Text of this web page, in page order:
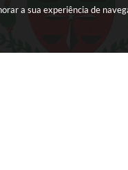
a sua experiência de